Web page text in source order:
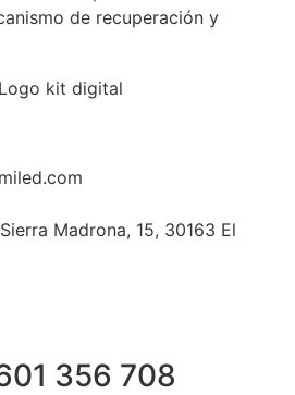
de recuperación y
Madrona, 15, 30163 El
356 708